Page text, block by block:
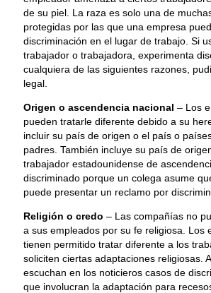
de su piel. La raza es solo una de
protegidas por las que una empresa
discriminación en el lugar de trabajo. Si
trabajador o trabajadora, experimenta
cualquiera de las siguientes razones,
legal.
Origen o ascendencia nacional – Los
pueden tratarle diferente debido a su
incluir su país de origen o el país o
padres. También incluye su país de
trabajador estadounidense de
discriminado porque un colega asume
puede presentar un reclamo por
Religión o credo – Las compañías no
a sus empleados por su fe religiosa. Los
tienen permitido tratar diferente a los
soliciten ciertas adaptaciones religiosas.
escuchan en los noticieros casos de
que involucran la adaptación para